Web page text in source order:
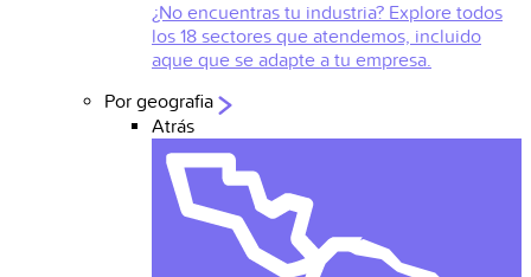
¿No encuentras tu industria? Explore todos
los 18 sectores que atendemos, incluido
aque que se adapte a tu empresa.
Por geografia
Atrás